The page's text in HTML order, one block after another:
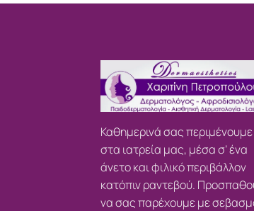
Καθημερινά σας περιμένουμε
στα ιατρεία μας, μέσα σ’ ένα
άνετο και φιλικό περιβάλλον
κατόπιν ραντεβού.
να σας παρέχουμε με